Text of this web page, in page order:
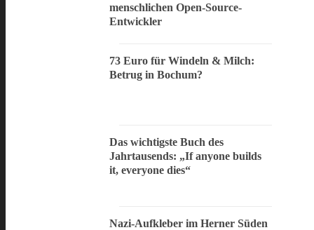
menschlichen Open-Source-
Entwickler
73 Euro für Windeln & Milch:
Betrug in Bochum?
Das wichtigste Buch des
Jahrtausends: „If anyone builds
it, everyone dies“
Nazi-Aufkleber im Herner Süden